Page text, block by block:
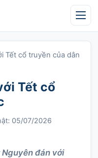
Tết cổ truyền của dân
Tết cổ
05/07/2026
đán với